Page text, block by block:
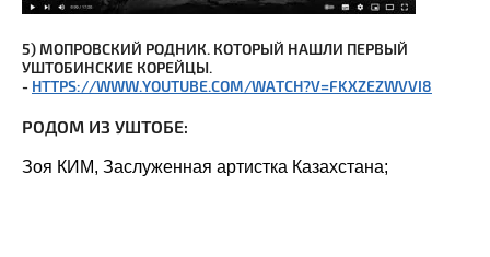
5) МОПРОВСКИЙ РОДНИК. КОТОРЫЙ НАШЛИ ПЕРВЫЙ
УШТОБИНСКИЕ КОРЕЙЦЫ.
- HTTPS://WWW.YOUTUBE.COM/WATCH?V=FKXZEZWVVI8
РОДОМ ИЗ УШТОБЕ:
Зоя КИМ, Заслуженная артистка Казахстана;